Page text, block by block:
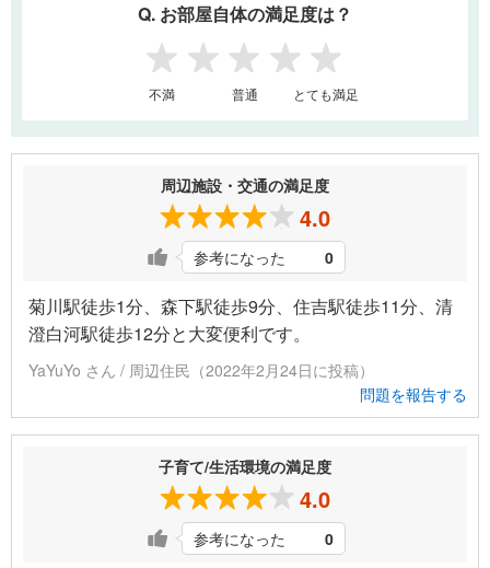
Q. お部屋自体の満足度は？
1 2 3 4 5
不満 普通 とても満足
周辺施設・交通の満足度
4.0
参考になった 0
菊川駅徒歩1分、森下駅徒歩9分、住吉駅徒歩11分、清
澄白河駅徒歩12分と大変便利です。
YaYuYo さん / 周辺住民（2022年2月24日に投稿）
問題を報告する
子育て/生活環境の満足度
4.0
参考になった 0